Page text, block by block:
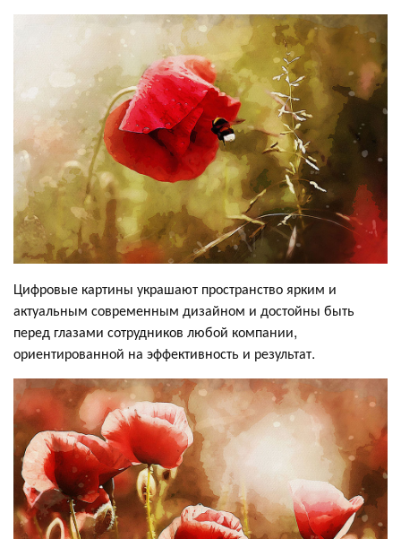
Цифровые картины украшают пространство ярким и
актуальным современным дизайном и достойны быть
перед глазами сотрудников любой компании,
ориентированной на эффективность и результат.